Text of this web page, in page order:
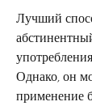
Лучший
Однако, он
применение